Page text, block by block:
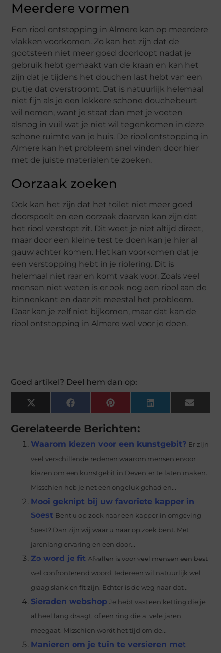
Meerdere vormen
Een riool ontstopping in Almere kan op meerdere
vlakken voorkomen. Zo kan het zijn dat de
gootsteen niet meer goed doorloopt nadat je
gebruik hebt gemaakt van de kraan en kan het
zijn dat je tijdens het douchen last hebt van een
putje dat overstroomt. Dat is natuurlijk helemaal
niet fijn als je een lekkere schone douchebeurt
wil nemen, want je staat dan met je voeten
alsnog in vuil wat je niet wil tegenkomen in deze
schone ruimte van je huis. De riool ontstopping in
Almere kan het probleem snel vinden door hier
met de juiste materialen te zoeken.
Oorzaak zoeken
Ook kan het zijn dat het toilet niet meer goed
doorspoelt en een oorzaak daarvan kan zijn dat
het riool verstopt zit. Dit weet je niet altijd direct,
maar door een kleine test te doen kan je hier al
gauw achter komen. Het kan voorkomen dat je
een verstopping hebt in je riolering. Dit is
helemaal niet raar en komt vaak voor. Zoals veel
mensen niet weten is er ook nog een riool aan de
binnenkant en daar zit meestal het probleem.
Daar kan je zelf niet bijkomen, maar dat kan de
riool ontstopping in Almere wel voor je doen.
Goed artikel? Deel hem dan op:
X
(Twitter)
FacebookPinterestLinkedInEmail
Gerelateerde Berichten:
Waarom kiezen voor een kunstgebit? Er zijn
veel verschillende redenen waarom mensen ervoor
kiezen om een kunstgebit in Deventer te laten maken.
Misschien heb je net een ongeluk gehad en...
Mooi geknipt bij uw favoriete kapper in
Soest Bent u op zoek naar een kapper in omgeving
Soest? Dan zijn wij waar u naar op zoek bent. Met
jarenlang ervaring en een door...
Zo word je fit Afvallen is voor veel mensen een best
wel confronterend woord. Iedereen wil natuurlijk wel
graag slank en fit zijn. Echter is de weg naar dat...
Sieraden webshop Je hebt vast een ketting die je
al heel lang draagt, of een ring die al vele jaren
meegaat. Misschien wordt het tijd om de...
Manieren om je tuin te versieren met